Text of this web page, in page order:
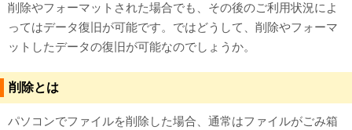
削除やフォーマットされた場合でも、その後のご利用状況によ
ってはデータ復旧が可能です。ではどうして、削除やフォーマ
ットしたデータの復旧が可能なのでしょうか。
削除とは
パソコンでファイルを削除した場合、通常はファイルがごみ箱
ISO27001(ISMS)認証